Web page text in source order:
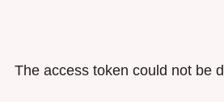
The access token could not be